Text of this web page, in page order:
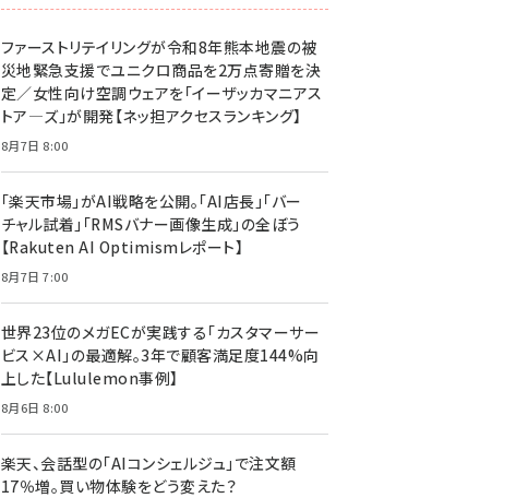
ファーストリテイリングが令和8年熊本地震の被
災地緊急支援でユニクロ商品を2万点寄贈を決
定／女性向け空調ウェアを「イーザッカマニアス
トア―ズ」が開発【ネッ担アクセスランキング】
8月7日 8:00
「楽天市場」がAI戦略を公開。「AI店長」「バー
チャル試着」「RMSバナー画像生成」の全ぼう
【Rakuten AI Optimismレポート】
8月7日 7:00
世界23位のメガECが実践する「カスタマーサー
ビス×AI」の最適解。3年で顧客満足度144%向
上した【Lululemon事例】
8月6日 8:00
楽天、会話型の「AIコンシェルジュ」で注文額
17％増。買い物体験をどう変えた？